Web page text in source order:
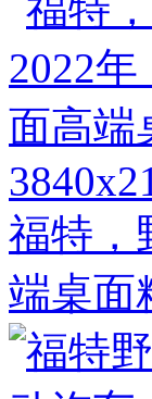
福特，
端桌面